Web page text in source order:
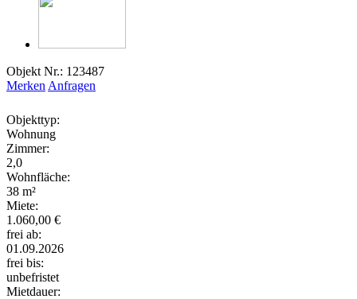
Objekt Nr.: 123487
Merken Anfragen
Objekttyp:
Wohnung
Zimmer:
2,0
Wohnfläche:
38 m²
Miete:
1.060,00 €
frei ab:
01.09.2026
frei bis:
unbefristet
Mietdauer: